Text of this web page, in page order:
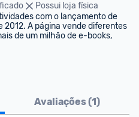
Possui loja física
com o lançamento de
2012. A página vende diferentes
de um milhão de e-books,
Avaliações (1)